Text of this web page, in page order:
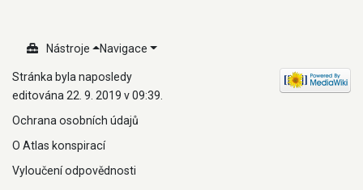
Nástroje Navigace
Stránka byla naposledy
editována 22. 9. 2019 v 09:39.
Ochrana osobních údajů
O Atlas konspirací
Vyloučení odpovědnosti